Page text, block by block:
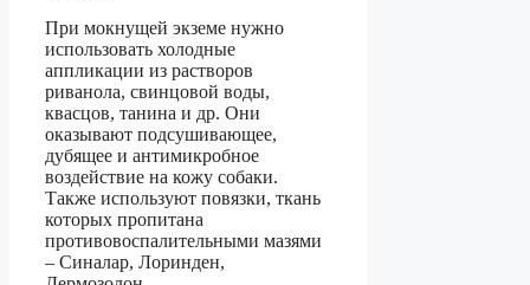
При мокнущей экземе нужно
использовать холодные
аппликации из растворов
риванола, свинцовой воды,
квасцов, танина и др. Они
оказывают подсушивающее,
дубящее и антимикробное
воздействие на кожу собаки.
Также используют повязки, ткань
которых пропитана
противовоспалительными мазями
– Синалар, Лоринден,